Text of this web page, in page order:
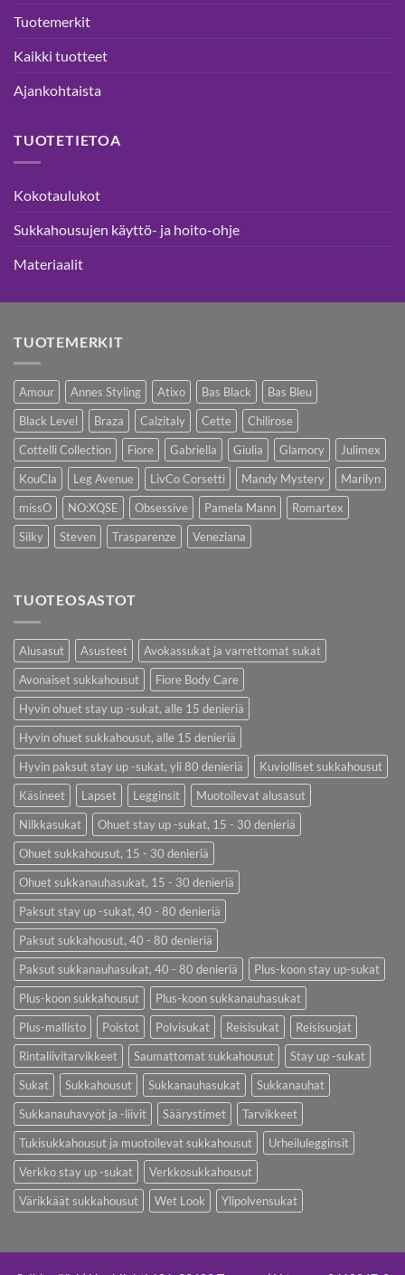
Tuotemerkit
Kaikki tuotteet
Ajankohtaista
TUOTETIETOA
Kokotaulukot
Sukkahousujen käyttö- ja hoito-ohje
Materiaalit
TUOTEMERKIT
Amour Annes Styling Atixo Bas Black
Bas Bleu
Black Level
Braza Calzitaly Cette
Chilirose
Cottelli Collection
Fiore Gabriella Giulia Glamory
Julimex
KouCla
Leg Avenue LivCo Corsetti Mandy Mystery
Marilyn
missO
NO:XQSE Obsessive Pamela Mann
Romartex
Silky
Steven Trasparenze Veneziana
TUOTEOSASTOT
Alusasut Asusteet
Avokassukat ja varrettomat sukat
Avonaiset sukkahousut
Fiore Body Care
Hyvin ohuet stay up -sukat, alle 15 denieriä
Hyvin ohuet sukkahousut, alle 15 denieriä
Hyvin paksut stay up -sukat, yli 80 denieriä
Kuviolliset sukkahousut
Käsineet
Lapset Legginsit
Muotoilevat alusasut
Nilkkasukat
Ohuet stay up -sukat, 15 - 30 denieriä
Ohuet sukkahousut, 15 - 30 denieriä
Ohuet sukkanauhasukat, 15 - 30 denieriä
Paksut stay up -sukat, 40 - 80 denieriä
Paksut sukkahousut, 40 - 80 denieriä
Paksut sukkanauhasukat, 40 - 80 denieriä
Plus-koon stay up-sukat
Plus-koon sukkahousut
Plus-koon sukkanauhasukat
Plus-mallisto
Poistot Polvisukat Reisisukat
Reisisuojat
Rintaliivitarvikkeet
Saumattomat sukkahousut
Stay up -sukat
Sukat
Sukkahousut Sukkanauhasukat
Sukkanauhat
Sukkanauhavyöt ja -liivit
Säärystimet
Tarvikkeet
Tukisukkahousut ja muotoilevat sukkahousut
Urheilulegginsit
Verkko stay up -sukat
Verkkosukkahousut
Värikkäät sukkahousut
Wet Look Ylipolvensukat